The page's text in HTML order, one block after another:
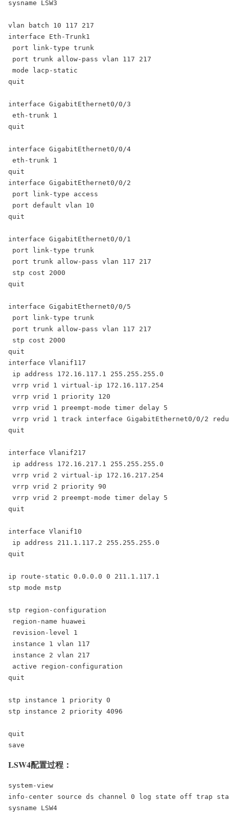
sysname LSW3
vlan batch 10 117 217
interface Eth-Trunk1
port link-type trunk
port trunk allow-pass vlan 117 217
mode lacp-static
quit
interface GigabitEthernet0/0/3
eth-trunk 1
quit
interface GigabitEthernet0/0/4
eth-trunk 1
quit
interface GigabitEthernet0/0/2
port link-type access
port default vlan 10
quit
interface GigabitEthernet0/0/1
port link-type trunk
port trunk allow-pass vlan 117 217
stp cost 2000
quit
interface GigabitEthernet0/0/5
port link-type trunk
port trunk allow-pass vlan 117 217
stp cost 2000
quit
interface Vlanif117
ip address 172.16.117.1 255.255.255.0
vrrp vrid 1 virtual-ip 172.16.117.254
vrrp vrid 1 priority 120
vrrp vrid 1 preempt-mode timer delay 5
vrrp vrid 1 track interface GigabitEthernet0/0/2
quit
interface Vlanif217
ip address 172.16.217.1 255.255.255.0
vrrp vrid 2 virtual-ip 172.16.217.254
vrrp vrid 2 priority 90
vrrp vrid 2 preempt-mode timer delay 5
quit
interface Vlanif10
ip address 211.1.117.2 255.255.255.0
quit
ip route-static 0.0.0.0 0 211.1.117.1
stp mode mstp
stp region-configuration
region-name huawei
revision-level 1
instance 1 vlan 117
instance 2 vlan 217
active region-configuration
quit
stp instance 1 priority 0
stp instance 2 priority 4096
quit
save
LSW4配置过程：
system-view
info-center source ds channel 0 log state off trap
sysname LSW4